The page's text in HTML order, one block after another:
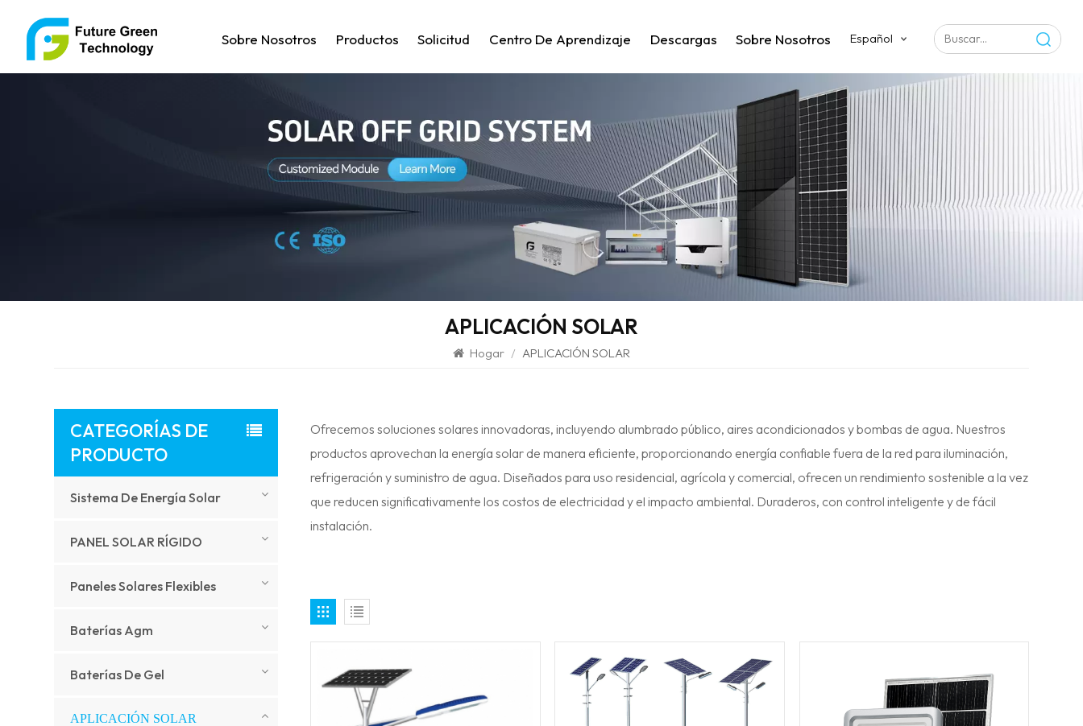
Sobre Nosotros Productos Solicitud Centro De Aprendizaje Descargas Sobre Nosotros Español
APLICACIÓN SOLAR
Hogar / APLICACIÓN SOLAR
Ofrecemos soluciones solares innovadoras, incluyendo alumbrado público, aires acondicionados y bombas de agua. Nuestros
productos aprovechan la energía solar de manera eficiente, proporcionando energía confiable fuera de la red para iluminación,
refrigeración y suministro de agua. Diseñados para uso residencial, agrícola y comercial, ofrecen un rendimiento sostenible a la vez
que reducen significativamente los costos de electricidad y el impacto ambiental. Duraderos, con control inteligente y de fácil
instalación.
CATEGORÍAS DE
PRODUCTO
Sistema De Energía Solar
PANEL SOLAR RÍGIDO
Paneles Solares Flexibles
Baterías Agm
Baterías De Gel
APLICACIÓN SOLAR